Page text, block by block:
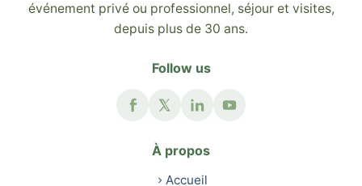
événement privé ou professionnel, séjour et visites,
depuis plus de 30 ans.
Follow us
À propos
Accueil